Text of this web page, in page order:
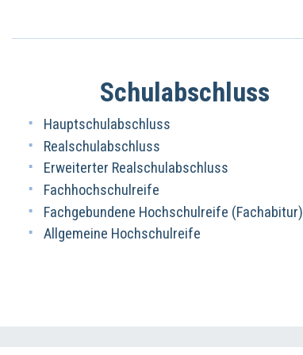
Schulabschluss
Hauptschulabschluss
Realschulabschluss
Erweiterter Realschulabschluss
Fachhochschulreife
Fachgebundene Hochschulreife (Fachabitur)
Allgemeine Hochschulreife